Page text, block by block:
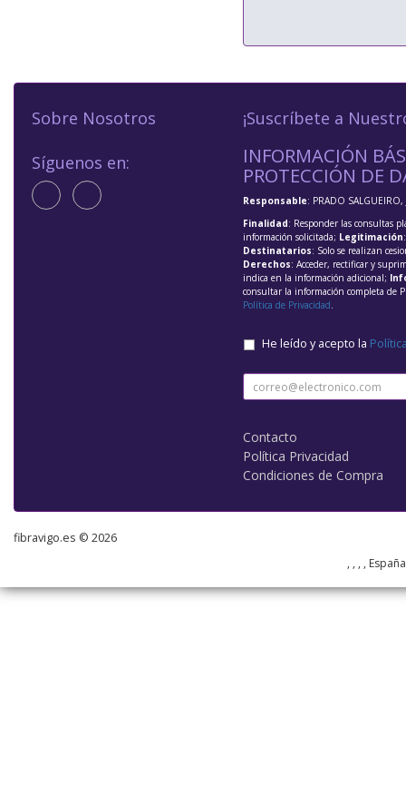
Sobre Nosotros
Síguenos en:
¡Suscríbete a
INFORMACIÓN
PROTECCIÓN DE
Responsable: PRADO SALGUEIRO,
Finalidad: Responder las consultas
información solicitada; Legitimación
Destinatarios: Solo se realizan
Derechos: Acceder, rectificar y
indica en la información adicional;
consultar la información completa de
Política de Privacidad.
He leído y acepto la
Contacto
Política Privacidad
Condiciones de Compra
fibravigo.es © 2026
, , , ,